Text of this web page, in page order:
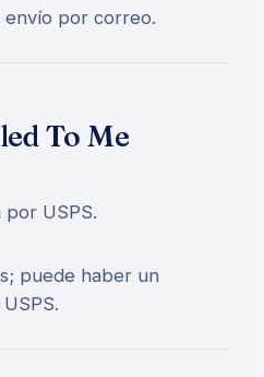
envío por correo.
To Me
por USPS.
puede haber un